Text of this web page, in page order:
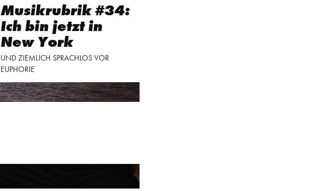
Musikrubrik #34:
Ich bin jetzt in
New York
UND ZIEMLICH SPRACHLOS VOR
EUPHORIE